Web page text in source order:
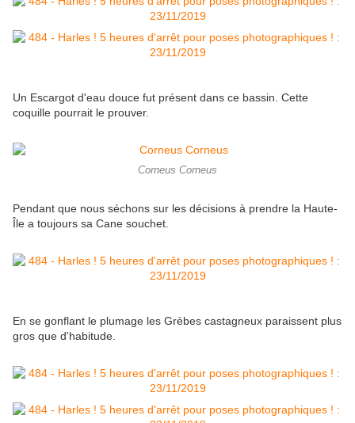
Un Escargot d'eau douce fut présent dans ce bassin. Cette
coquille pourrait le prouver.
Corneus Corneus
Pendant que nous séchons sur les décisions à prendre la Haute-
Île a toujours sa Cane souchet.
En se gonflant le plumage les Grèbes castagneux paraissent plus
gros que d'habitude.